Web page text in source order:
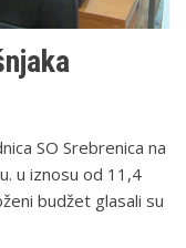
SO Srebrenica na
u iznosu od 11,4
budžet glasali su